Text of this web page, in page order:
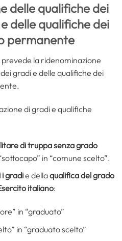
delle qualifiche dei
delle qualifiche dei
permanente
prevede la ridenominazione
gradi e delle qualifiche dei
di gradi e qualifiche
di truppa senza grado
in “comune scelto”.
gradie dellaqualifica del grado
italiano:
in “graduato”
in “graduato scelto”